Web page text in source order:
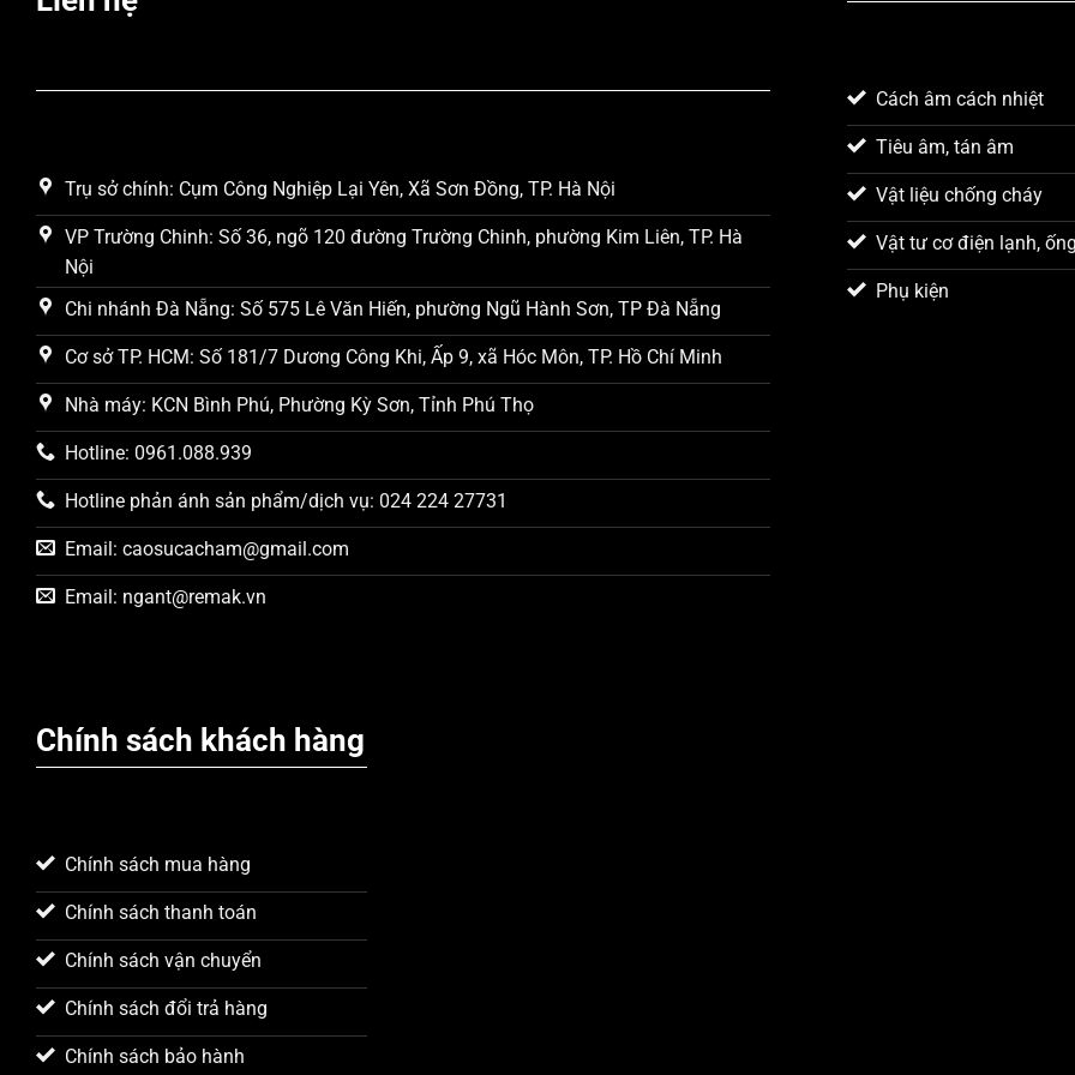
Trụ sở chính: Cụm Công Nghiệp Lại Yên, Xã Sơn Đồng, TP. Hà Nội
VP Trường Chinh: Số 36, ngõ 120 đường Trường Chinh, phường Kim Liên, TP. Hà
Nội
Chi nhánh Đà Nẵng: Số 575 Lê Văn Hiến, phường Ngũ Hành Sơn, TP Đà Nẵng
Cơ sở TP. HCM: Số 181/7 Dương Công Khi, Ấp 9, xã Hóc Môn, TP. Hồ Chí Minh
Nhà máy: KCN Bình Phú, Phường Kỳ Sơn, Tỉnh Phú Thọ
Hotline: 0961.088.939
Hotline phản ánh sản phẩm/dịch vụ: 024 224 27731
Email: caosucacham@gmail.com
Email: ngant@remak.vn
Cách âm cách nhiệt
Tiêu âm, tán âm
Vật liệu chống cháy
Vật tư cơ điện lạnh,
Phụ kiện
Chính sách khách hàng
Chính sách mua hàng
Chính sách thanh toán
Chính sách vận chuyển
Chính sách đổi trả hàng
Chính sách bảo hành